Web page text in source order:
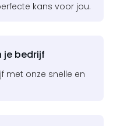
kans voor jou.
je bedrijf
met onze snelle en